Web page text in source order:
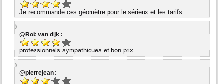
Je recommande ces géomètre pour le sérieux et les tarifs.
@Rob van dijk :
professionnels sympathiques et bon prix
@pierrejean :